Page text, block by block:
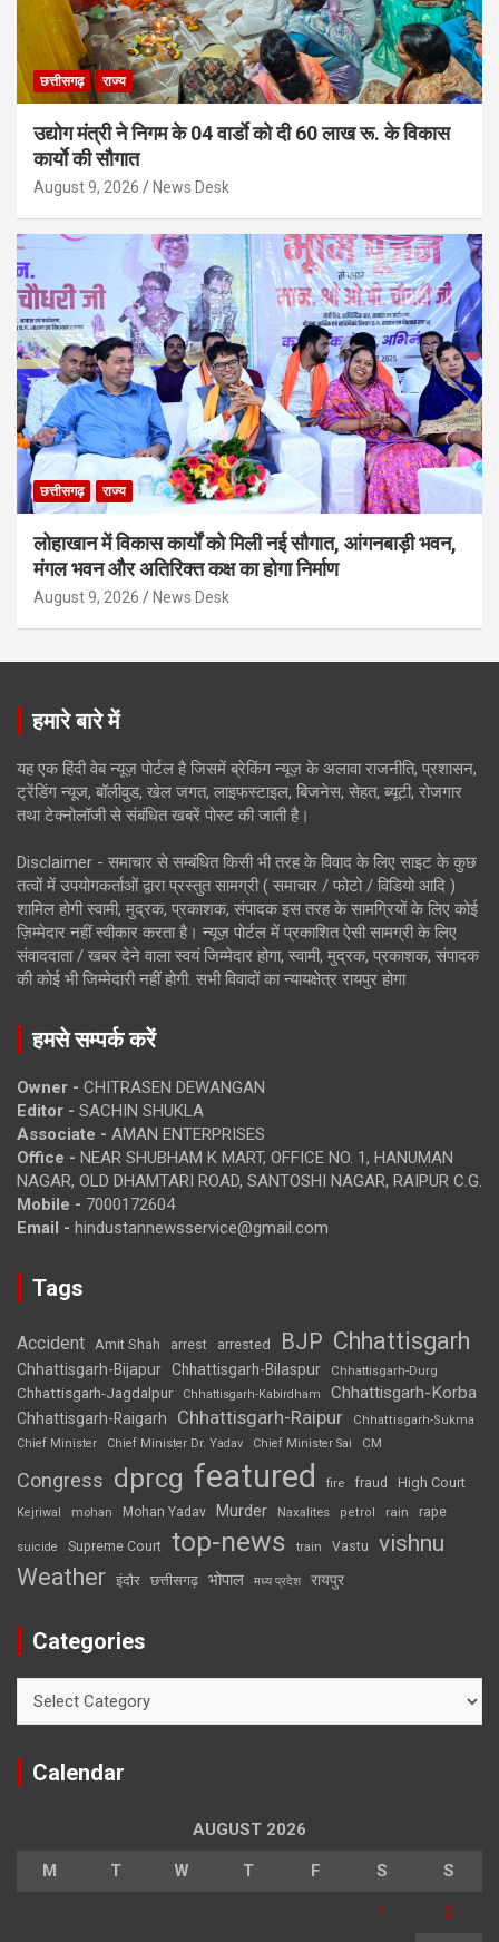
छत्तीसगढ़ राज्य
उद्योग मंत्री ने निगम के 04 वार्डाे को दी 60 लाख रू. के विकास
कार्याे की सौगात
August 9, 2026 News Desk
छत्तीसगढ़ राज्य
लोहाखान में विकास कार्यों को मिली नई सौगात, आंगनबाड़ी भवन,
मंगल भवन और अतिरिक्त कक्ष का होगा निर्माण
August 9, 2026 News Desk
हमारे बारे में
यह एक हिंदी वेब न्यूज़ पोर्टल है जिसमें ब्रेकिंग न्यूज़ के अलावा राजनीति, प्रशासन,
ट्रेंडिंग न्यूज, बॉलीवुड, खेल जगत, लाइफस्टाइल, बिजनेस, सेहत, ब्यूटी, रोजगार
तथा टेक्नोलॉजी से संबंधित खबरें पोस्ट की जाती है।
Disclaimer - समाचार से सम्बंधित किसी भी तरह के विवाद के लिए साइट के कुछ
तत्वों में उपयोगकर्ताओं द्वारा प्रस्तुत सामग्री ( समाचार / फोटो / विडियो आदि )
शामिल होगी स्वामी, मुद्रक, प्रकाशक, संपादक इस तरह के सामग्रियों के लिए कोई
ज़िम्मेदार नहीं स्वीकार करता है। न्यूज़ पोर्टल में प्रकाशित ऐसी सामग्री के लिए
संवाददाता / खबर देने वाला स्वयं जिम्मेदार होगा, स्वामी, मुद्रक, प्रकाशक, संपादक
की कोई भी जिम्मेदारी नहीं होगी. सभी विवादों का न्यायक्षेत्र रायपुर होगा
हमसे सम्पर्क करें
Owner - CHITRASEN DEWANGAN
Editor - SACHIN SHUKLA
Associate - AMAN ENTERPRISES
Office - NEAR SHUBHAM K MART, OFFICE NO. 1, HANUMAN
NAGAR, OLD DHAMTARI ROAD, SANTOSHI NAGAR, RAIPUR C.G.
Mobile - 7000172604
Email - hindustannewsservice@gmail.com
Tags
Accident Amit Shah arrest arrested BJP Chhattisgarh
Chhattisgarh-Bijapur Chhattisgarh-Bilaspur Chhattisgarh-Durg
Chhattisgarh-Jagdalpur Chhattisgarh-Kabirdham Chhattisgarh-Korba
Chhattisgarh-Raigarh Chhattisgarh-Raipur
Chhattisgarh-Sukma
Chief Minister
Chief Minister Dr. Yadav Chief Minister Sai CM
Congress dprcg featured fire fraud High Court
Kejriwal mohan Mohan Yadav Murder Naxalites petrol rain rape
suicide Supreme Court top-news train Vastu vishnu
Weather इंदौर छत्तीसगढ़ भोपाल मध्य प्रदेश रायपुर
Categories
Calendar
AUGUST 2026
M T W T F S S
1 2